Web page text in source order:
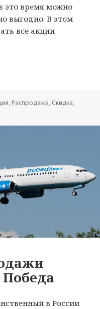
это время можно
выгодно. В этом
все акции
Якутия
, Распродажа, Скидка,
в России